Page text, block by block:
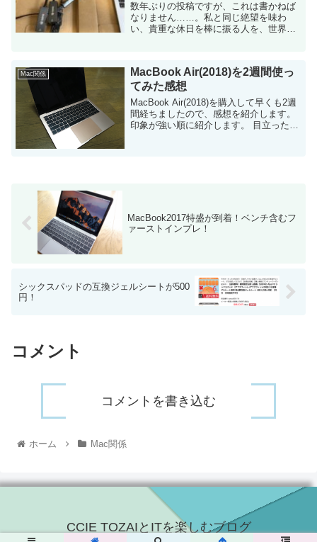
数年ぶりの投稿ですが、これは書かねば
なりません……。私と同じ絶望を味わ
い、貴重な休日を棒に振る人を、世界か
る全ユーザーへ...
Mac関係
MacBook Air(2018)を2週間使っ
てみた感想
MacBook Air(2018)を購入して早くも2週
間経ちましたので、感想を紹介します。
印象が強い順に紹介します。 目立った欠
MacBook2017特盛が到着！ベンチ含むフ
ァーストインプレ！
シックスパッドの互換ジェルシートが500
円！
コメント
コメントを書き込む
ホーム Mac関係
CCIE TOZAIとITを楽しむブログ